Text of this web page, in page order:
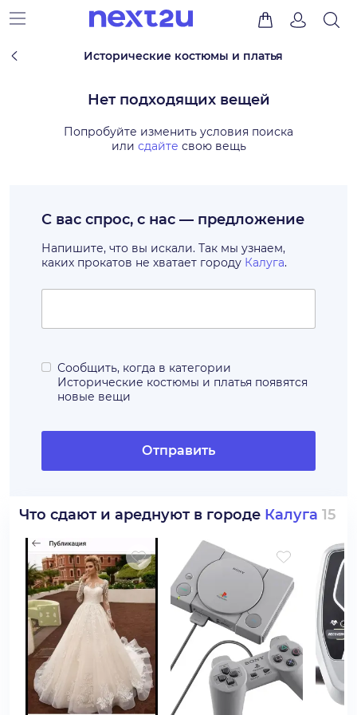
Исторические костюмы и платья
Нет подходящих вещей
Попробуйте изменить условия поиска
или сдайте свою вещь
С вас спрос, с нас — предложение
Напишите, что вы искали. Так мы узнаем,
каких прокатов не хватает городу Калуга.
Сообщить, когда в категории
Исторические костюмы и платья появятся
новые вещи
Отправить
Что сдают и ареднуют в городе Калуга 15